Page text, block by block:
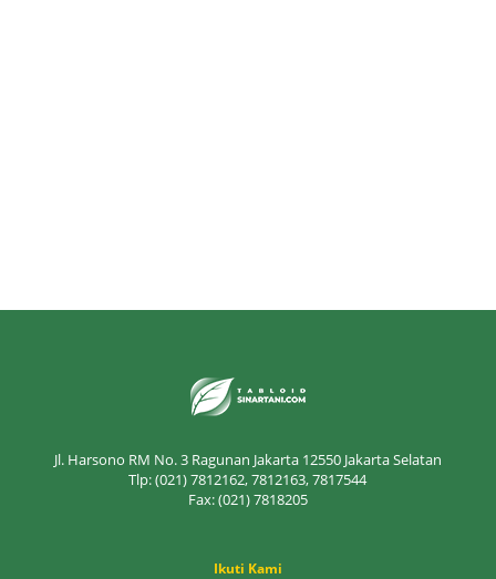
Jl. Harsono RM No. 3 Ragunan Jakarta 12550 Jakarta Selatan
Tlp: (021) 7812162, 7812163, 7817544
Fax: (021) 7818205
Ikuti Kami